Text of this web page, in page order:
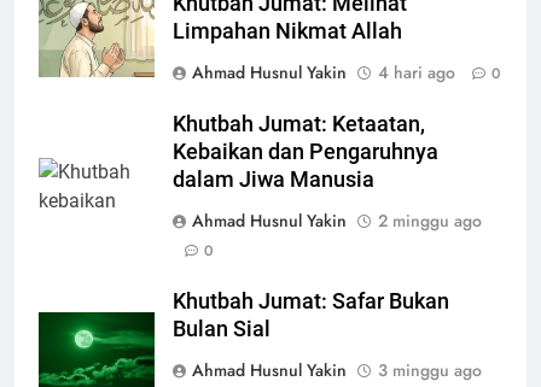
Limpahan Nikmat Allah
Ahmad Husnul Yakin
4 hari ago 0
Khutbah Jumat: Ketaatan,
Kebaikan dan Pengaruhnya
dalam Jiwa Manusia
Ahmad Husnul Yakin
2 minggu ago
0
Khutbah Jumat: Safar Bukan
Bulan Sial
Ahmad Husnul Yakin
3 minggu ago